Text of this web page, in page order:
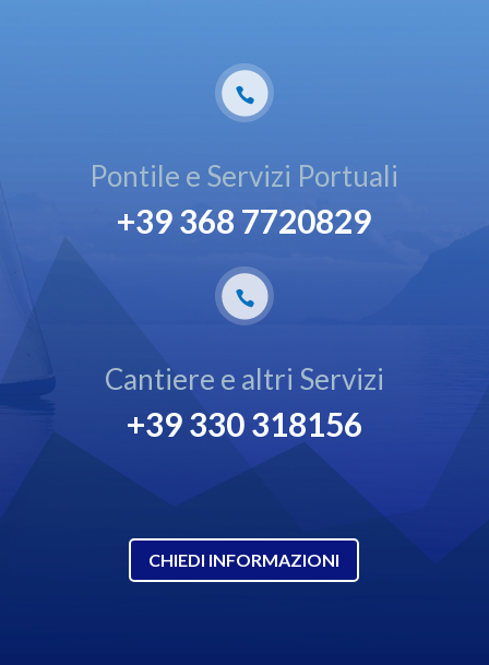
Pontile e Servizi Portuali
+39 368 7720829
Cantiere e altri Servizi
+39 330 318156
CHIEDI INFORMAZIONI